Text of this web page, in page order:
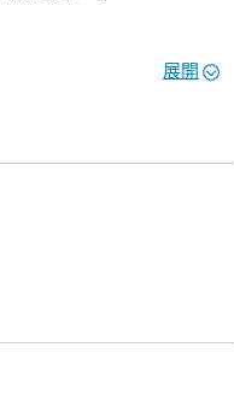
請大家跟著我們走一趟
這麼說，一定大大不同
展開